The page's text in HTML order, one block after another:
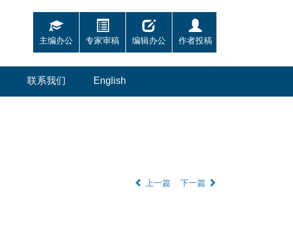
主编办公 专家审稿 编辑办公 作者投稿
联系我们 English
上一篇 下一篇